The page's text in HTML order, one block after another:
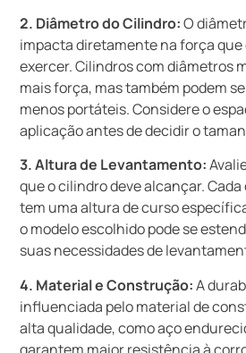
2. Diâmetro do Cilindro:O
impacta diretamente na força que
exercer. Cilindros com diâmetros
mais força, mas também podem
menos portáteis. Considere o
aplicação antes de decidir o
3. Altura de Levantamento:
que o cilindro deve alcançar.
tem uma altura de curso
o modelo escolhido pode se
suas necessidades de
4. Material e Construção:A
influenciada pelo material de
alta qualidade, como aço